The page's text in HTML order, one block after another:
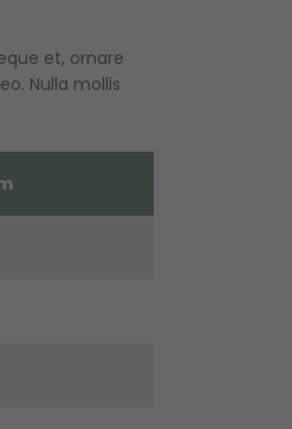
et, ornare
Nulla mollis